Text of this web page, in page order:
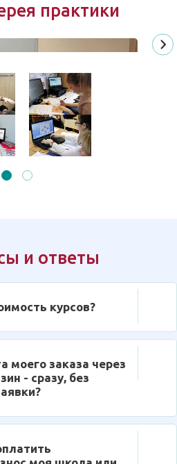
практики
и ответы
курсов?
моего заказа через
- сразу, без